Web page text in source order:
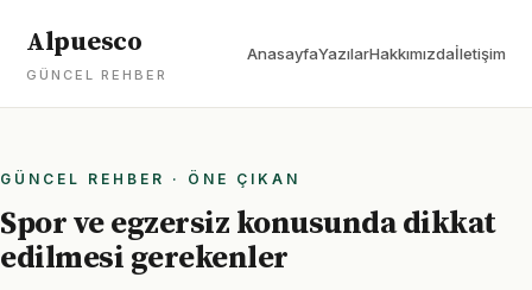
Alpuesco
GÜNCEL REHBER
AnasayfaYazılarHakkımızdaİletişim
GÜNCEL REHBER · ÖNE ÇIKAN
Spor ve egzersiz konusunda dikkat
edilmesi gerekenler